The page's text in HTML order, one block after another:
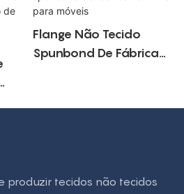
Flange Não Tecido
Spunbond De Fábrica
produzir tecidos não tecidos